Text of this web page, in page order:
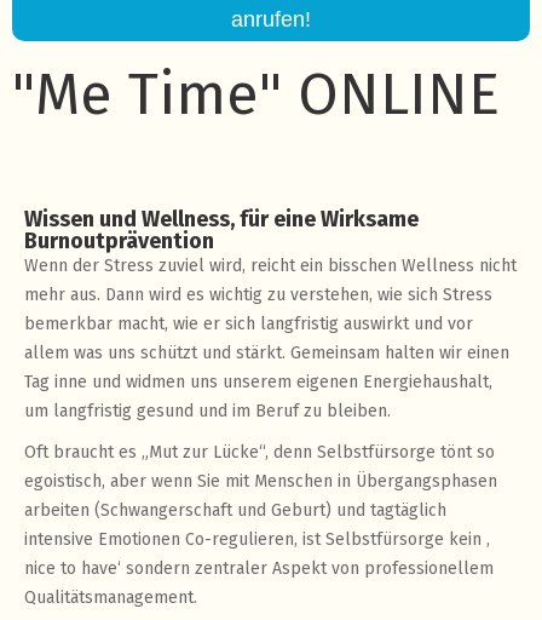
anrufen!
"Me Time" ONLINE
Wissen und Wellness, für eine Wirksame
Burnoutprävention
Wenn der Stress zuviel wird, reicht ein bisschen Wellness nicht
mehr aus. Dann wird es wichtig zu verstehen, wie sich Stress
bemerkbar macht, wie er sich langfristig auswirkt und vor
allem was uns schützt und stärkt. Gemeinsam halten wir einen
Tag inne und widmen uns unserem eigenen Energiehaushalt,
um langfristig gesund und im Beruf zu bleiben.
Oft braucht es „Mut zur Lücke“, denn Selbstfürsorge tönt so
egoistisch, aber wenn Sie mit Menschen in Übergangsphasen
arbeiten (Schwangerschaft und Geburt) und tagtäglich
intensive Emotionen Co-regulieren, ist Selbstfürsorge kein ‚
nice to have‘ sondern zentraler Aspekt von professionellem
Qualitätsmanagement.